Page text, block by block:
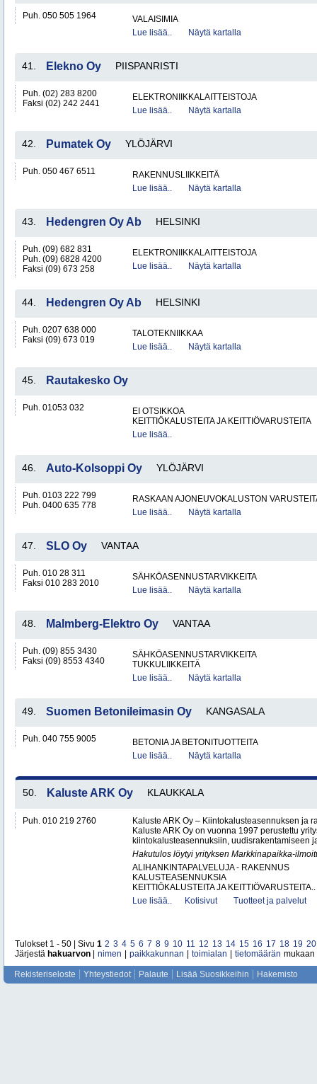
Puh. 050 505 1964
VALAISIMIA
Lue lisää..
Näytä kartalla
41. Elekno Oy PIISPANRISTI
Puh. (02) 283 8200
Faksi (02) 242 2441
ELEKTRONIIKKALAITTEISTOJA
Lue lisää..
Näytä kartalla
42. Pumatek Oy YLÖJÄRVI
Puh. 050 467 6511
RAKENNUSLIIKKEITÄ
Lue lisää..
Näytä kartalla
43. Hedengren Oy Ab HELSINKI
Puh. (09) 682 831
Puh. (09) 6828 4200
Faksi (09) 673 258
ELEKTRONIIKKALAITTEISTOJA
Lue lisää..
Näytä kartalla
44. Hedengren Oy Ab HELSINKI
Puh. 0207 638 000
Faksi (09) 673 019
TALOTEKNIIKKAA
Lue lisää..
Näytä kartalla
45. Rautakesko Oy
Puh. 01053 032
EI OTSIKKOA
KEITTIÖKALUSTEITA JA KEITTIÖVARUSTEITA
Lue lisää..
46. Auto-Kolsoppi Oy YLÖJÄRVI
Puh. 0103 222 799
Puh. 0400 635 778
RASKAAN AJONEUVOKALUSTON
Lue lisää..
Näytä kartalla
47. SLO Oy VANTAA
Puh. 010 28 311
Faksi 010 283 2010
SÄHKÖASENNUSTARVIKKEITA
Lue lisää..
Näytä kartalla
48. Malmberg-Elektro Oy VANTAA
Puh. (09) 855 3430
Faksi (09) 8553 4340
SÄHKÖASENNUSTARVIKKEITA
TUKKULIIKKEITÄ
Lue lisää..
Näytä kartalla
49. Suomen Betonileimasin Oy KANGASALA
Puh. 040 755 9005
BETONIA JA BETONITUOTTEITA
Lue lisää..
Näytä kartalla
50. Kaluste ARK Oy KLAUKKALA
Puh. 010 219 2760
Kaluste ARK Oy – Kiintokalusteasennuksen ja
Kaluste ARK Oy on vuonna 1997 perustettu
kiintokalusteasennuksiin, uudisrakentamiseen
Hakutulos löytyi yrityksen Markkinapaikka-
ALIHANKINTAPALVELUJA - RAKENNUS
KALUSTEASENNUKSIA
KEITTIÖKALUSTEITA JA KEITTIÖVARUSTEITA..
Lue lisää..
Kotisivut Tuotteet ja palvelut
Tulokset 1 - 50 | Sivu 1 2 3 4 5 6 7 8 9 10 11 12 13 14 15 16 17 18 19 20
Järjestä hakuarvon nimen paikkakunnan toimialan tietomäärän mukaan
Rekisteriseloste Yhteystiedot Palaute Lisää Suosikkeihin Hakemisto